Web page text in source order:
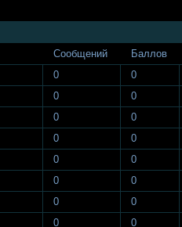
Сообщений Баллов
0 0
0 0
0 0
0 0
0 0
0 0
0 0
0 0